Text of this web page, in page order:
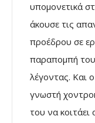
υπομονετικά
άκουσε τις
προέδρου σε
παραπομπή του
λέγοντας. Και
γνωστή
του να